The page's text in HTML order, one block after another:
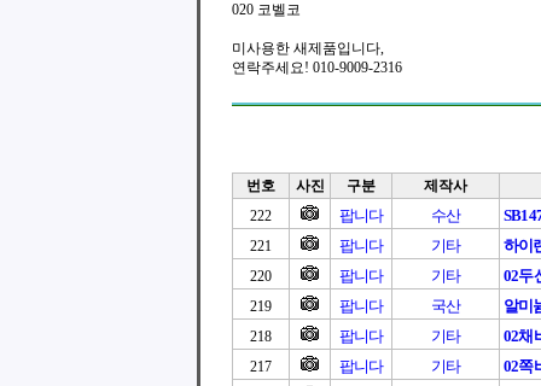
020 코벨코
미사용한 새제품입니다,
연락주세요! 010-9009-2316
번호 사진 구분
제작사
222
팝니다 수산
221 팝니다 기타 하이
220 팝니다 기타 02두
219 팝니다 국산 알미
218 팝니다 기타 02채
217 팝니다 기타 02쪽